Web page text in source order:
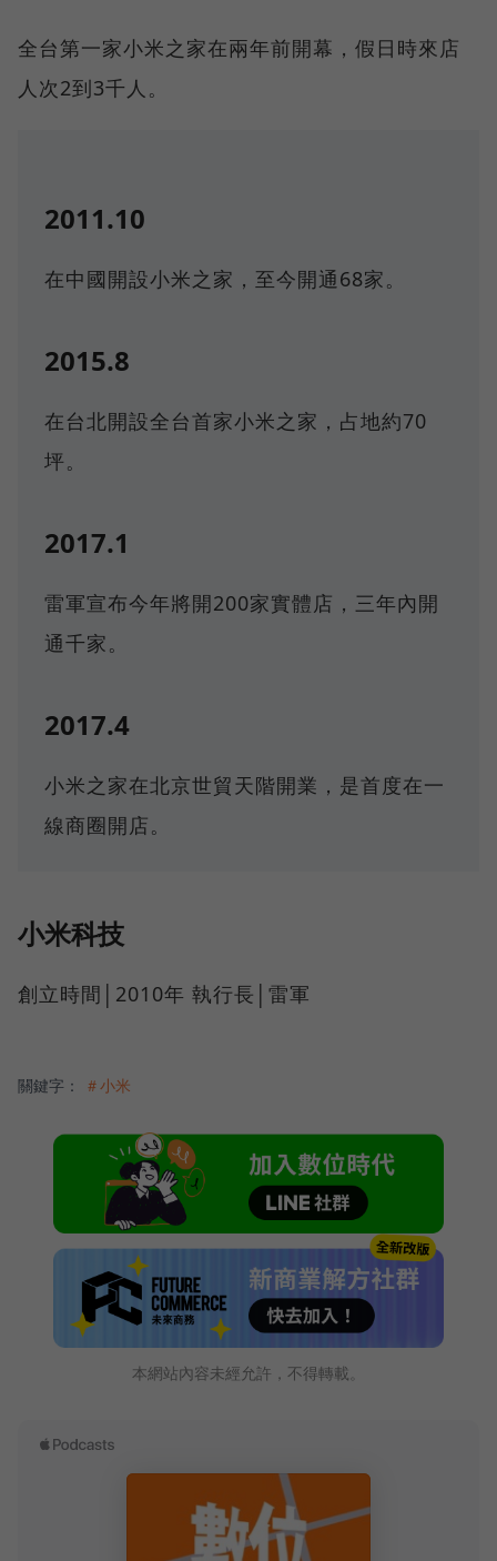
全台第一家小米之家在兩年前開幕，假日時來店
人次2到3千人。
2011.10
在中國開設小米之家，至今開通68家。
2015.8
在台北開設全台首家小米之家，占地約70
坪。
2017.1
雷軍宣布今年將開200家實體店，三年內開
通千家。
2017.4
小米之家在北京世貿天階開業，是首度在一
線商圈開店。
小米科技
創立時間│2010年 執行長│雷軍
關鍵字： ＃小米
本網站內容未經允許，不得轉載。